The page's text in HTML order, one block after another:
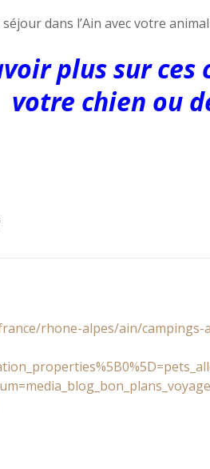
dans l’Ain avec votre
plus sur
votre chien ou
rhone-alpes/ain/campings-